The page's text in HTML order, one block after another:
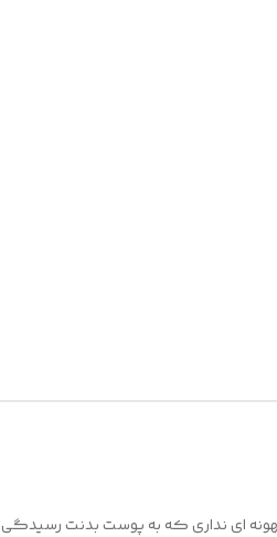
ای نداری که به پوست بدنت